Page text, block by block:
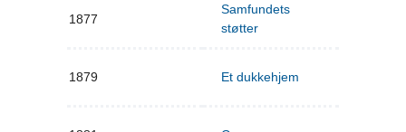
1877
Samfundets
støtter
1879 Et dukkehjem